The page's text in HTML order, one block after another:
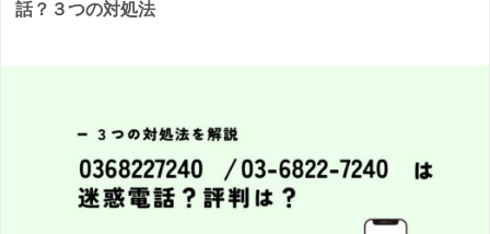
話？３つの対処法